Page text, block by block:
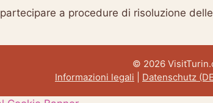
a procedure di risoluzione
© 2026
Informazioni legali
Datenschutz